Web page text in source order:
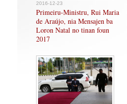
2016-12-23
Primeiru-Ministru, Rui Maria
de Araújo, nia Mensajen ba
Loron Natal no tinan foun
2017